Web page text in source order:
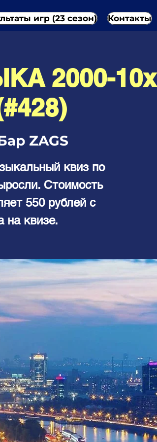
игр (23 сезон) Контакты
2000-10х
ZAGS
квиз по
Стоимость
550 рублей с
на квизе.